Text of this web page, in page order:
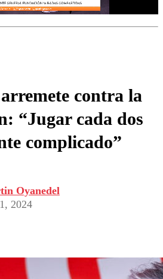
contra la
“Jugar cada dos
complicado”
Oyanedel
2024